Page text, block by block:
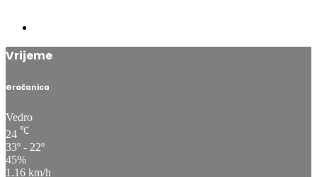
Vrijeme
Gračanica
Vedro
24 ℃
33º - 22º
45%
1.16 km/h